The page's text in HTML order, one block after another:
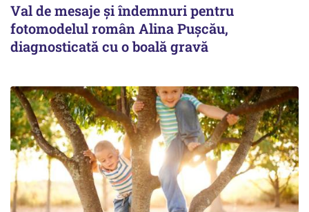
Val de mesaje și îndemnuri pentru
fotomodelul român Alina Pușcău,
diagnosticată cu o boală gravă